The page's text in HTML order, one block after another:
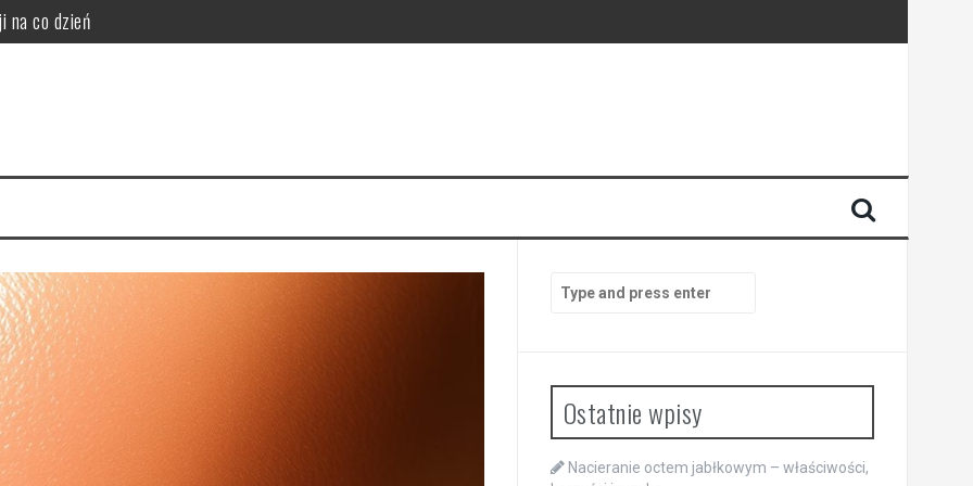
na co dzień
do sypialni
korzyści i ryzyka
for:
Ostatnie wpisy
Nacieranie octem jabłkowym – właściwości,